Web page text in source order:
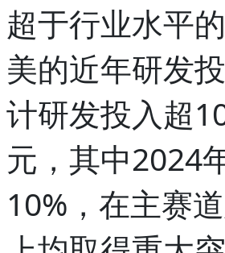
超于行业水平
美的近年研发
计研发投入超
元，其中2024
10%，在主赛